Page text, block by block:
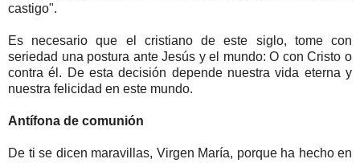
castigo".
Es necesario que el cristiano de este siglo, tome con
seriedad una postura ante Jesús y el mundo: O con Cristo o
contra él. De esta decisión depende nuestra vida eterna y
nuestra felicidad en este mundo.
Antífona de comunión
De ti se dicen maravillas, Virgen María, porque ha hecho en